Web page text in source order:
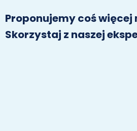
Proponujemy coś więcej
Skorzystaj z naszej